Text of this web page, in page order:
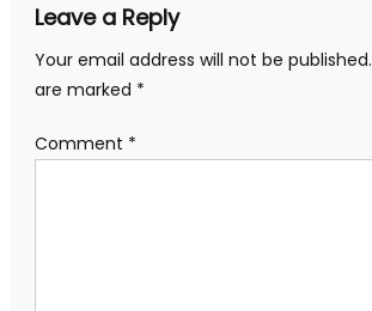
Leave a Reply
Your email address will not be published.
are marked *
Comment *